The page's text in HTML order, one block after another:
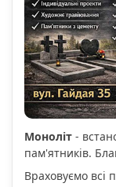
Моноліт -
пам'ятників.
Враховуємо всі